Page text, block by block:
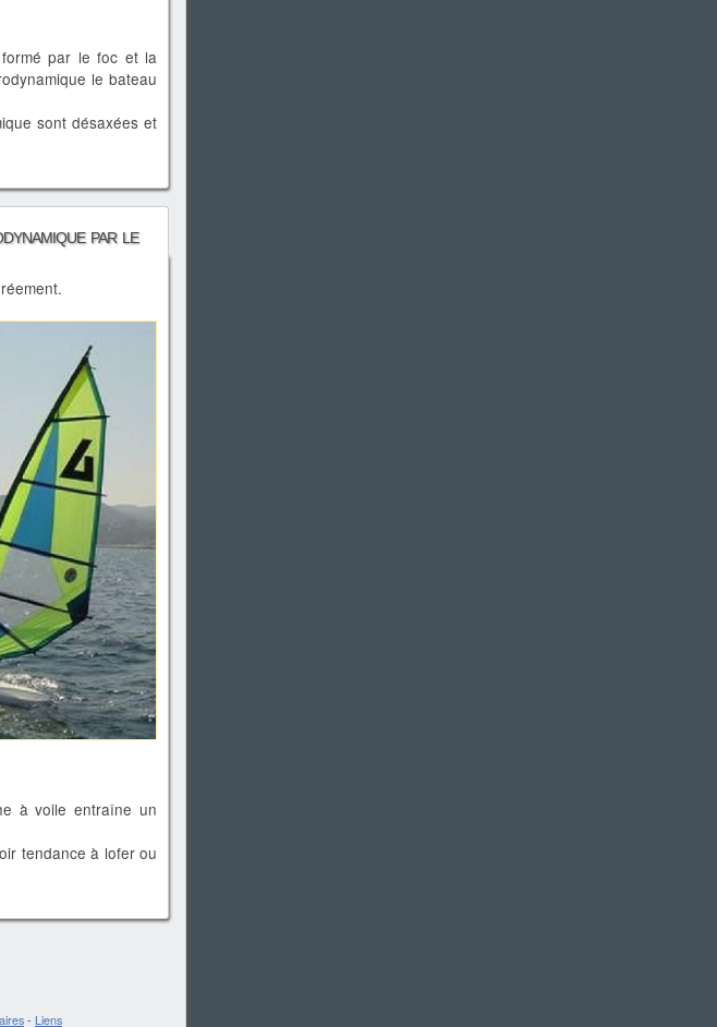
- Liens
par le foc et la
le bateau
sont désaxées et
par le
à voile entraîne un
tendance à lofer ou